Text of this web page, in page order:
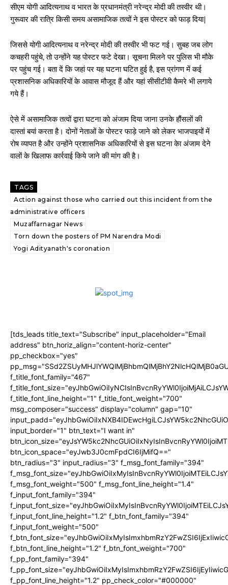
सीएम योगी आदित्यनाथ व भारत के प्रधानमंत्री नरेन्द्र मोदी की तस्वीर थी।
गुरूवार की रात्रि किसी समय असामाजिक तत्वों ने इस पोस्टर को फाड़ दिया|
जिससे योगी आदित्यनाथ व नरेन्द्र मोदी की तस्वीर भी फट गई। सुबह जब लोग
कचहरी पहुंचे, तो उन्होंने यह पोस्टर फटे देखा। सूचना मिलने पर पुलिस भी मौके
पर पहुंच गई। बता दें कि जहां पर यह घटना घटित हुई है, इस प्रांगण में कई
प्रशासनिक अधिकारियों के आवास मौजूद हैं और यहां सीसीटीवी कैमरे भी लगाये
गये हैं।
ऐसे में असामाजिक तत्वों द्वारा घटना को अंजाम दिया जाना उनके हौंसलों की
दास्तां बयां करता है। दोनों नेताओं के पोस्टर फाड़े जाने को लेकर भाजपाइयों में
रोष व्यापत है और उन्होंने प्रशासनिक अधिकारियों से इस घटना केा अंजाम देने
वालों के खिलाफ कार्रवाई किये जाने की मांग की है।
TAGS
Action against those who carried out this incident from the
administrative officers
Muzaffarnagar News
Torn down the posters of PM Narendra Modi
Yogi Adityanath's coronation
[tds_leads title_text="Subscribe" input_placeholder="Email
address" btn_horiz_align="content-horiz-center"
pp_checkbox="yes"
f_title_font_family="467"
f_title_font_line_height="1" f_title_font_weight="700"
msg_composer="success" display="column" gap="10"
input_border="1" btn_text="I want in"
btn_icon_space="eyJwb3J0cmFpdCI6IjMifQ=="
btn_radius="3" input_radius="3" f_msg_font_family="394"
f_msg_font_weight="500" f_msg_font_line_height="1.4"
f_input_font_family="394"
f_input_font_line_height="1.2" f_btn_font_family="394"
f_input_font_weight="500"
f_btn_font_line_height="1.2" f_btn_font_weight="700"
f_pp_font_family="394"
f_pp_font_line_height="1.2" pp_check_color="#000000"